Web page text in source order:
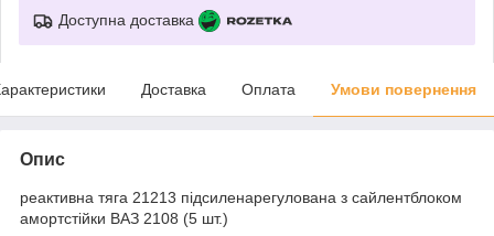
Доступна доставка
Доставка Оплата Умови повернення
Опис
реактивна тяга 21213 підсиленарегулована з сайлентблоком
амортстійки ВАЗ 2108 (5 шт.)